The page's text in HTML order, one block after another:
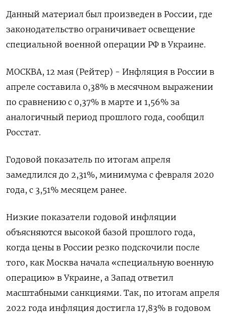
Данный материал был произведен в России, где
законодательство ограничивает освещение
специальной военной операции РФ в Украине.
МОСКВА, 12 мая (Рейтер) - Инфляция в России в
апреле составила 0,38% в месячном выражении
по сравнению с 0,37% в марте и 1,56% за
аналогичный период прошлого года, сообщил
Росстат.
Годовой показатель по итогам апреля
замедлился до 2,31%, минимума с февраля 2020
года, с 3,51% месяцем ранее.
Низкие показатели годовой инфляции
объясняются высокой базой прошлого года,
когда цены в России резко подскочили после
того, как Москва начала «специальную военную
операцию» в Украине, а Запад ответил
масштабными санкциями. Так, по итогам апреля
2022 года инфляция достигла 17,83% в годовом